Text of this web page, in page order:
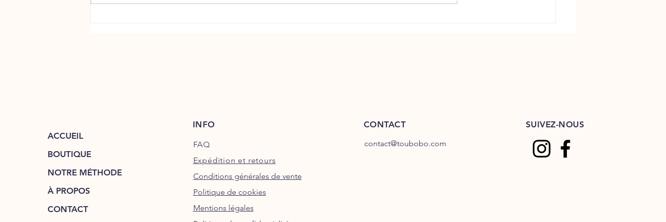
ACCUEIL
BOUTIQUE
NOTRE MÉTHODE
À PROPOS
CONTACT
INFO
FAQ
Expédition et retours
Conditions générales de vente
Politique de cookies
Mentions légales
CONTACT
contact@toubobo.com
SUIVEZ-NOUS